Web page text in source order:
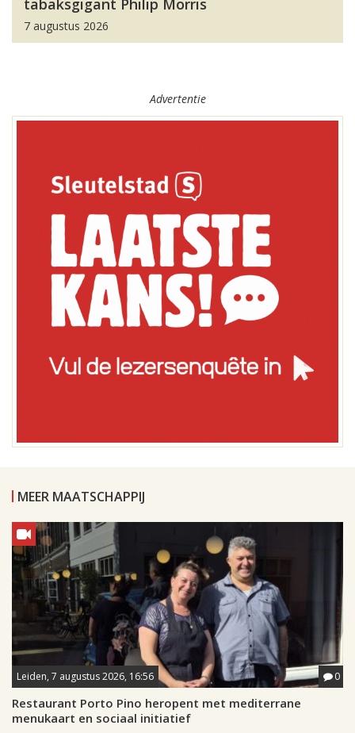
tabaksgigant Philip Morris
7 augustus 2026
Advertentie
MEER MAATSCHAPPIJ
Leiden, 7 augustus 2026, 16:56 0
Restaurant Porto Pino heropent met mediterrane
menukaart en sociaal initiatief